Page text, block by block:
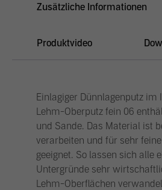
Zusätzliche Informationen
Produktvideo
Einlagiger Dünnlagenputz im
Lehm-Oberputz fein 06
und Sande. Das Material ist
verarbeiten und für sehr
geeignet. So lassen sich alle
Untergründe sehr
Lehm-Oberflächen